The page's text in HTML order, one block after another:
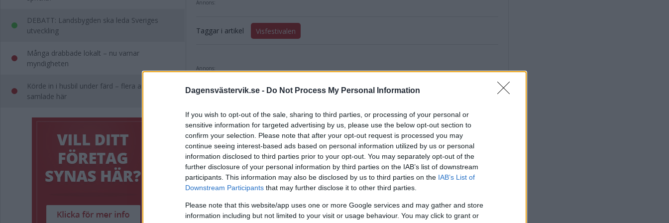
Dagensvästervik.se - Do Not Process My Personal Information
If you wish to opt-out of the sale, sharing to third parties, or processing of your personal or
sensitive information for targeted advertising by us, please use the below opt-out section to
confirm your selection. Please note that after your opt-out request is processed you may
continue seeing interest-based ads based on personal information utilized by us or personal
information disclosed to third parties prior to your opt-out. You may separately opt-out of the
further disclosure of your personal information by third parties on the IAB’s list of downstream
participants. This information may also be disclosed by us to third parties on the IAB’s List of
Downstream Participants that may further disclose it to other third parties.
Please note that this website/app uses one or more Google services and may gather and store
information including but not limited to your visit or usage behaviour. You may click to grant or
DEBATT: Landsbygden ska leda Sveriges
utveckling
Många drabbade lokalt – nu varnar
myndigheten
Körde in i husbil under färd – flera anmälningar
samlade här
Annons:
Taggar i artikel Visfestivalen
Annons:
DELA PÅ FACEBOOK DELA PÅ X
Relaterade inlägg
Visfestivalen blev hur lyckad som helst – Åstrand pekar ut sina höjdpunkter
BILDEXTRA: Se artisterna och publiken på Visfestivalen